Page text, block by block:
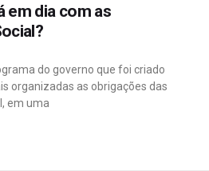
em dia com as
do governo que foi criado
organizadas as obrigações das
em uma